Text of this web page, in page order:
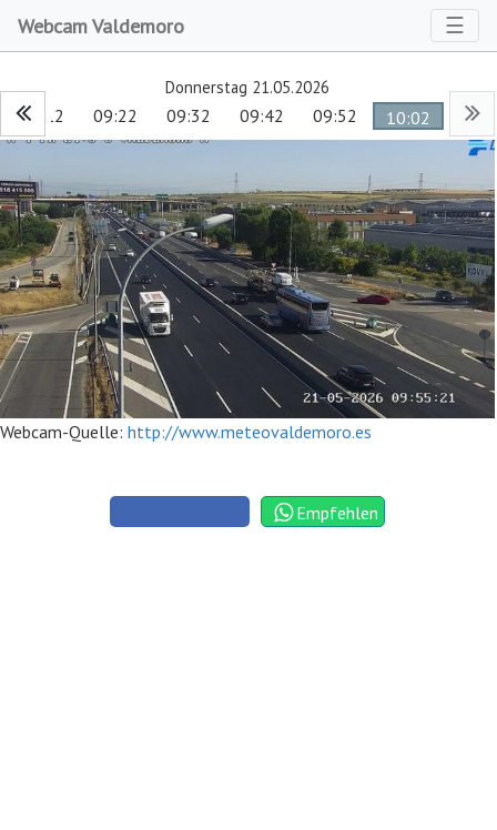
Webcam Valdemoro ☰
Donnerstag 21.05.2026
09:12 09:22 09:32 09:42 09:52 10:02
Webcam-Quelle: http://www.meteovaldemoro.es
Empfehlen